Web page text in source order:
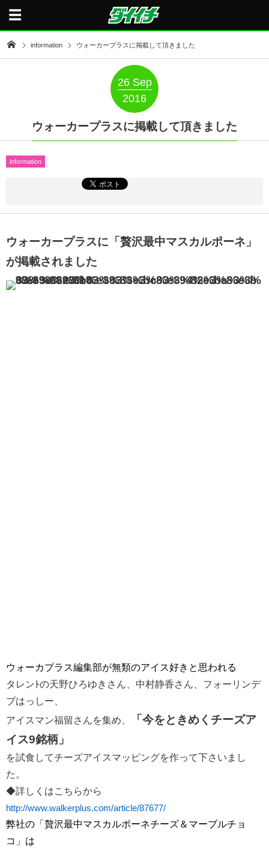
information ウォーカープラスに掲載して頂きました
26 Sep
2016
ウォーカープラスに掲載して頂きました
information
ウォーカープラスに「贅沢最中マスカルポーネ」
が掲載されました
ウォーカプラス編集部が無類のアイス好きと思われる
タレンﾄの天野ひろゆきさん、中村静香さん、フォーリンデ
ブはっしー、
アイスマン福留さんを集め
「今をときめくチーズア
イス9銘柄」
を試食してチーズアイスマッピングを作って下さいまし
た。
◆詳しくはこちらから
http://www.walkerplus.com/article/87677/
弊社の「贅沢最中マスカルポーネチーズ＆マーブルチョ
コ」は